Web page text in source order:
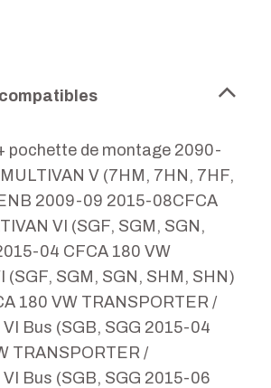
pochette de montage 2090-
V (7HM, 7HN, 7HF,
2009-09 2015-08CFCA
VI (SGF, SGM, SGN,
04 CFCA 180 VW
(SGF, SGM, SGN, SHM, SHN)
180 VW TRANSPORTER /
Bus (SGB, SGG 2015-04
TRANSPORTER /
Bus (SGB, SGG 2015-06